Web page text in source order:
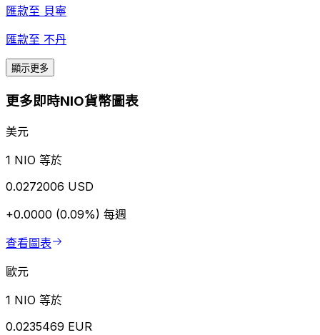
匯款至 貝寧
匯款至 不丹
顯示更多
更多即時NIO貨幣圖表
美元
1 NIO 等於
0.0272006 USD
+0.0000 (0.09%) 每週
查看圖表
歐元
1 NIO 等於
0.0235469 EUR